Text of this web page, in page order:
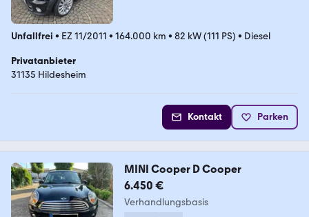
Unfallfrei • EZ 11/2011 • 164.000 km • 82 kW (111 PS) • Diesel
Privatanbieter
31135 Hildesheim
Kontakt Parken
MINI Cooper D Cooper
6.450 €
Verhandlungsbasis